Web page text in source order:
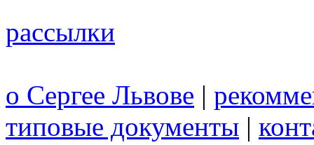
рассылки
о Сергее Львове |
типовые документы |